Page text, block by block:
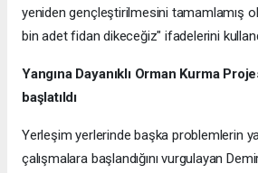
yeniden gençleştirilmesini tamamlamış
bin adet fidan dikeceğiz" ifadelerini
Yangına Dayanıklı Orman Kurma
başlatıldı
Yerleşim yerlerinde başka problemlerin
çalışmalara başlandığını vurgulayan